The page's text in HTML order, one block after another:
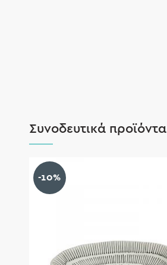
Συνοδευτικά προϊόντα
-10%